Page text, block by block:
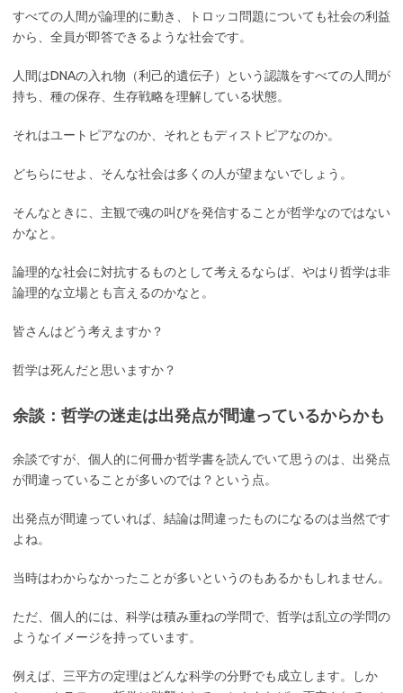
すべての人間が論理的に動き、トロッコ問題についても社会の利益
から、全員が即答できるような社会です。
人間はDNAの入れ物（利己的遺伝子）という認識をすべての人間が
持ち、種の保存、生存戦略を理解している状態。
それはユートピアなのか、それともディストピアなのか。
どちらにせよ、そんな社会は多くの人が望まないでしょう。
そんなときに、主観で魂の叫びを発信することが哲学なのではない
かなと。
論理的な社会に対抗するものとして考えるならば、やはり哲学は非
論理的な立場とも言えるのかなと。
皆さんはどう考えますか？
哲学は死んだと思いますか？
余談：哲学の迷走は出発点が間違っているからかも
余談ですが、個人的に何冊か哲学書を読んでいて思うのは、出発点
が間違っていることが多いのでは？という点。
出発点が間違っていれば、結論は間違ったものになるのは当然です
よね。
当時はわからなかったことが多いというのもあるかもしれません。
ただ、個人的には、科学は積み重ねの学問で、哲学は乱立の学問の
ようなイメージを持っています。
例えば、三平方の定理はどんな科学の分野でも成立します。しか